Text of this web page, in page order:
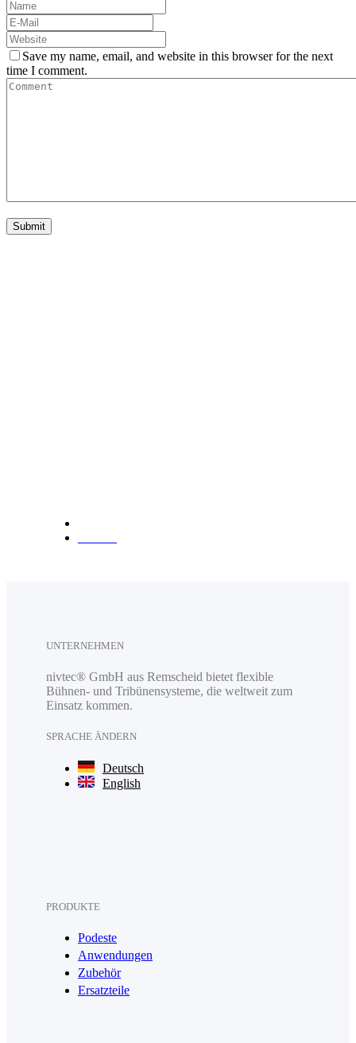
Save my name, email, and website in this browser for the next
time I comment.
UNTERNEHMEN
nivtec® GmbH aus Remscheid bietet flexible
Bühnen- und Tribünensysteme, die weltweit zum
Einsatz kommen.
SPRACHE ÄNDERN
Deutsch
English
PRODUKTE
Podeste
Anwendungen
Zubehör
Ersatzteile